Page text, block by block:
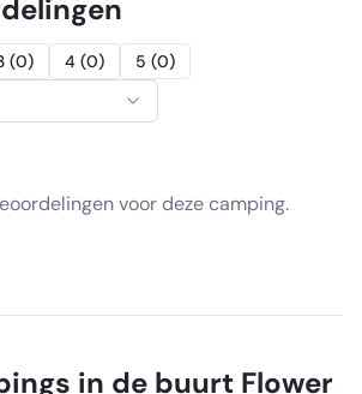
(0) 4 (0) 5 (0)
voor deze camping.
in de buurt Flower